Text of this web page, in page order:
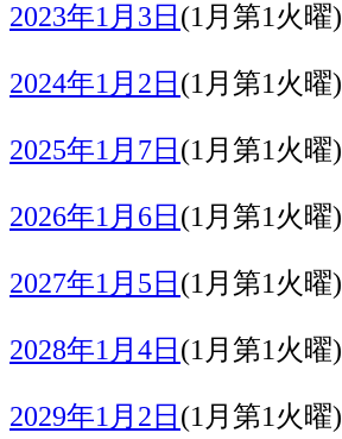
2023年1月3日 (1月第1火曜)
2024年1月2日 (1月第1火曜)
2025年1月7日 (1月第1火曜)
2026年1月6日 (1月第1火曜)
2027年1月5日 (1月第1火曜)
2028年1月4日 (1月第1火曜)
2029年1月2日 (1月第1火曜)